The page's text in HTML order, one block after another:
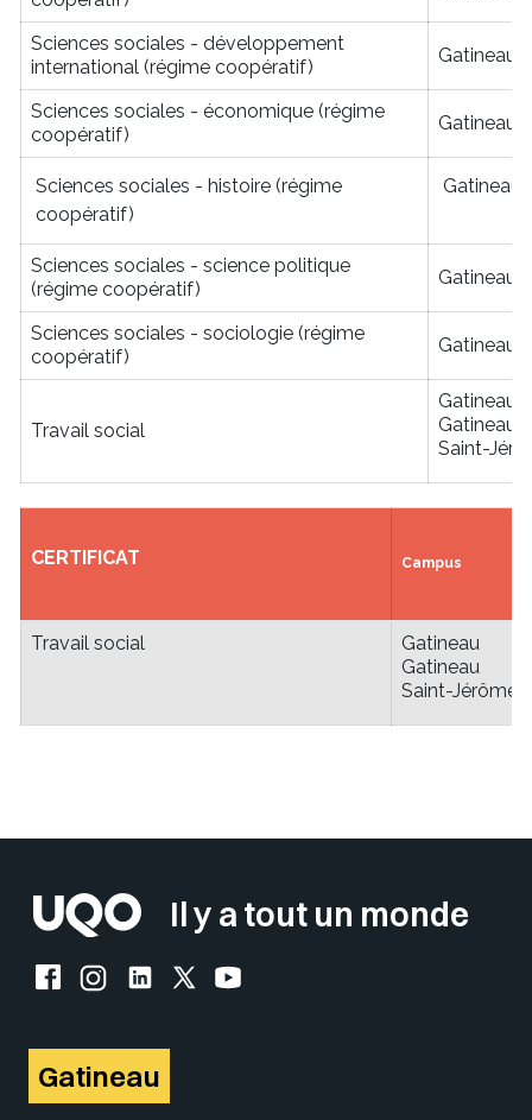
Sciences sociales - développement
international (régime coopératif)
Gatineau
Sciences sociales - économique (régime
coopératif)
Gatineau
Sciences sociales - histoire (régime
coopératif)
Gatineau
Sciences sociales - science politique
(régime coopératif)
Gatineau
Sciences sociales - sociologie (régime
coopératif)
Gatineau
Travail social
Gatineau
Gatineau
Saint-
CERTIFICAT Campus
Travail social
Gatineau
Gatineau
Saint-Jérôme
Il y a tout un monde
Facebook de l'UQO
Instagram de l'UQO
LinkedIn de l'UQO
X (Twitter) de l'UQO
YouTube de l'UQO
Gatineau